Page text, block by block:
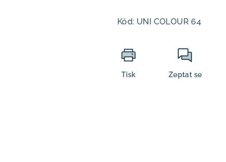
cena:
Kód: UNI COLOUR 64
Tisk Zeptat se